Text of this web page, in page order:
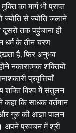
का मार्ग भी प्राप्त
से ज्योति जलाने
तक पहुंचाना ही
धर्म के तीन चरण
है, फिर अनुभव
नकारात्मक शक्तियों
प्रवृत्तियाँ
शक्ति विश्व में संतुलन
कहा कि साधक वर्तमान
गुरु की आज्ञा पालन
अपने प्रवचन में श्री